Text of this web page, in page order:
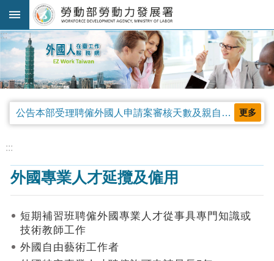
跳到主要內容區塊
進
階
搜
尋
規
公
告
及
釋
:::
公告本部受理聘僱外國人申請案審核天數及親自領件相關事項，並自中華民國115年4月13日生效。 更多
:::
外國專業人才延攬及僱用
短期補習班聘僱外國專業人才從事具專門知識或
技術教師工作
外國自由藝術工作者